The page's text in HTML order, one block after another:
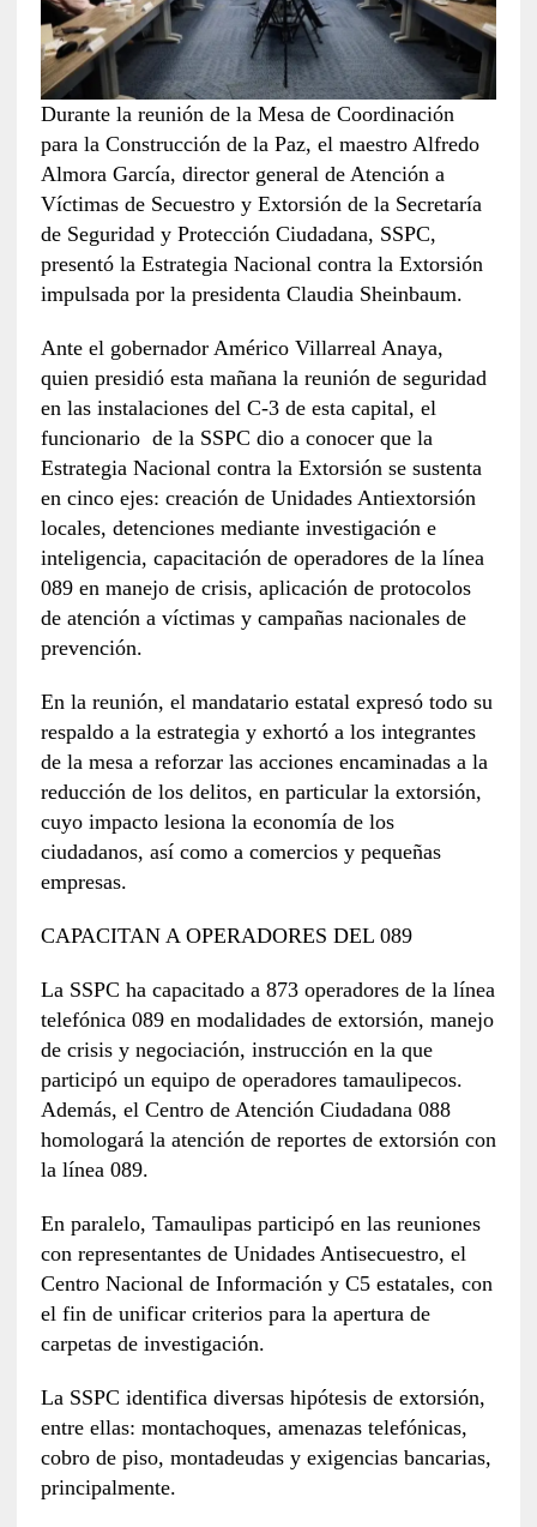
Durante la reunión de la Mesa de Coordinación
para la Construcción de la Paz, el maestro Alfredo
Almora García, director general de Atención a
Víctimas de Secuestro y Extorsión de la Secretaría
de Seguridad y Protección Ciudadana, SSPC,
presentó la Estrategia Nacional contra la Extorsión
impulsada por la presidenta Claudia Sheinbaum.
Ante el gobernador Américo Villarreal Anaya,
quien presidió esta mañana la reunión de seguridad
en las instalaciones del C-3 de esta capital, el
funcionario de la SSPC dio a conocer que la
Estrategia Nacional contra la Extorsión se sustenta
en cinco ejes: creación de Unidades Antiextorsión
locales, detenciones mediante investigación e
inteligencia, capacitación de operadores de la línea
089 en manejo de crisis, aplicación de protocolos
de atención a víctimas y campañas nacionales de
prevención.
En la reunión, el mandatario estatal expresó todo su
respaldo a la estrategia y exhortó a los integrantes
de la mesa a reforzar las acciones encaminadas a la
reducción de los delitos, en particular la extorsión,
cuyo impacto lesiona la economía de los
ciudadanos, así como a comercios y pequeñas
empresas.
CAPACITAN A OPERADORES DEL 089
La SSPC ha capacitado a 873 operadores de la línea
telefónica 089 en modalidades de extorsión, manejo
de crisis y negociación, instrucción en la que
participó un equipo de operadores tamaulipecos.
Además, el Centro de Atención Ciudadana 088
homologará la atención de reportes de extorsión con
la línea 089.
En paralelo, Tamaulipas participó en las reuniones
con representantes de Unidades Antisecuestro, el
Centro Nacional de Información y C5 estatales, con
el fin de unificar criterios para la apertura de
carpetas de investigación.
La SSPC identifica diversas hipótesis de extorsión,
entre ellas: montachoques, amenazas telefónicas,
cobro de piso, montadeudas y exigencias bancarias,
principalmente.